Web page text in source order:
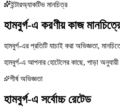
ইন্টারঅ্যাকটিভ মানচিত্র
হামবুর্গ-এ করণীয় কাজ
হামবুর্গ-এর প্রতিটি যাচাই করা অভিজ্ঞতা,
হামবুর্গ-এ আপনার হোটেলের কাছে, পাড়া
শীর্ষ অভিজ্ঞতা
হামবুর্গ-এ সর্বোচ্চ রেটেড